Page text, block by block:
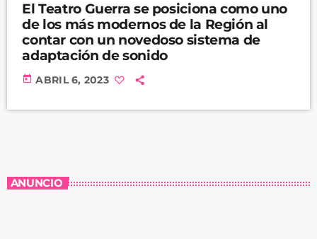
El Teatro Guerra se posiciona como uno
de los más modernos de la Región al
contar con un novedoso sistema de
adaptación de sonido
today ABRIL 6, 2023
ANUNCIO